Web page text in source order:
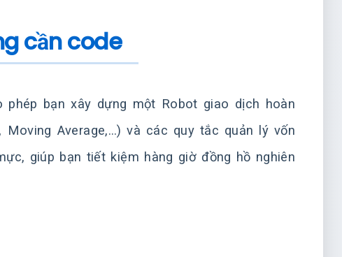
cần code
bạn xây dựng một Robot giao dịch hoàn
Average,…) và các quy tắc quản lý vốn
giúp bạn tiết kiệm hàng giờ đồng hồ nghiên